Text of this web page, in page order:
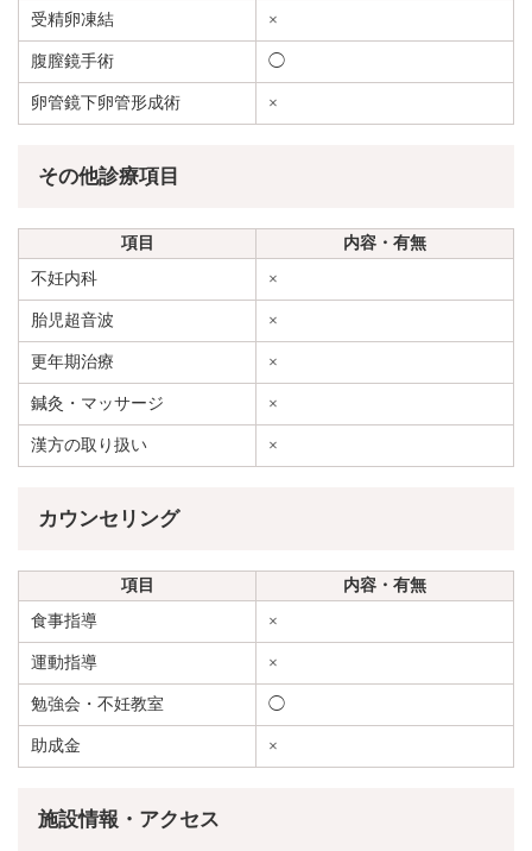
受精卵凍結 ×
腹膣鏡手術 ◯
卵管鏡下卵管形成術 ×
その他診療項目
項目
内容・有無
不妊内科
×
胎児超音波 ×
更年期治療 ×
鍼灸・マッサージ ×
漢方の取り扱い ×
カウンセリング
項目
内容・有無
食事指導
×
運動指導 ×
勉強会・不妊教室 ◯
助成金 ×
施設情報・アクセス